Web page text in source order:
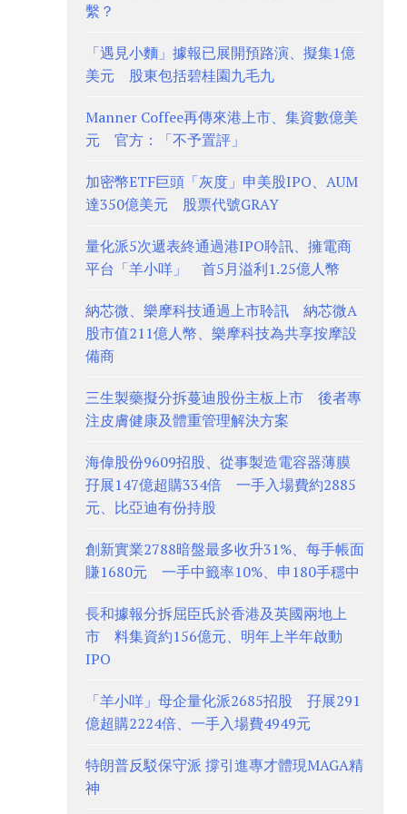
繫？
「遇見小麵」據報已展開預路演、擬集1億
美元 股東包括碧桂園九毛九
Manner Coffee再傳來港上市、集資數億美
元 官方：「不予置評」
加密幣ETF巨頭「灰度」申美股IPO、AUM
達350億美元 股票代號GRAY
量化派5次遞表終通過港IPO聆訊、擁電商
平台「羊小咩」 首5月溢利1.25億人幣
納芯微、樂摩科技通過上市聆訊 納芯微A
股市值211億人幣、樂摩科技為共享按摩設
備商
三生製藥擬分拆蔓迪股份主板上市 後者專
注皮膚健康及體重管理解決方案
海偉股份9609招股、從事製造電容器薄膜
孖展147億超購334倍 一手入場費約2885
元、比亞迪有份持股
創新實業2788暗盤最多收升31%、每手帳面
賺1680元 一手中籤率10%、申180手穩中
長和據報分拆屈臣氏於香港及英國兩地上
市 料集資約156億元、明年上半年啟動
IPO
「羊小咩」母企量化派2685招股 孖展291
億超購2224倍、一手入場費4949元
特朗普反駁保守派 撐引進專才體現MAGA精
神